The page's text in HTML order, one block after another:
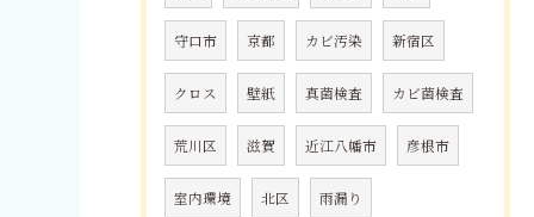
守口市 京都 カビ汚染 新宿区
クロス 壁紙 真菌検査 カビ菌検査
荒川区 滋賀 近江八幡市 彦根市
室内環境 北区 雨漏り